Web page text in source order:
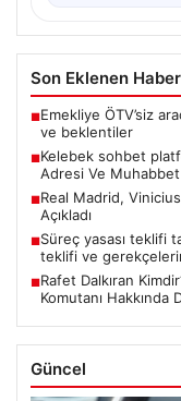
Son Eklenen
■Emekliye ÖTV’siz
ve beklentiler
■Kelebek sohbet
Adresi Ve
■Real Madrid,
Açıkladı
■Süreç yasası teklifi
teklifi ve
■Rafet Dalkıran
Komutanı Hakkında
Güncel